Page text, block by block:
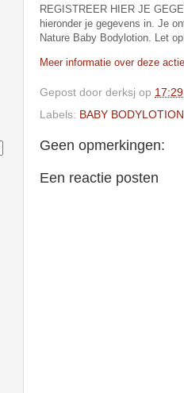
REGISTREER HIER JE
hieronder je gegevens in. Je
Nature Baby Bodylotion. Let
Meer informatie over deze actie
Gepost door derksj op 17:29
Labels: BABY BODYLOTION
Geen opmerkingen:
Een reactie posten